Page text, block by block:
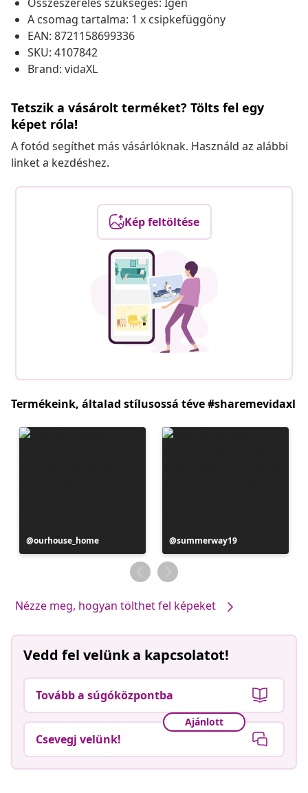
A csomag tartalma: 1 x csipkefüggöny
EAN: 8721158699336
SKU: 4107842
Brand: vidaXL
Tetszik a vásárolt terméket? Tölts fel egy
képet róla!
A fotód segíthet más vásárlóknak. Használd az alábbi
linket a kezdéshez.
Kép feltöltése
Termékeink, általad stílusossá téve #sharemevidaxl
Bejegyzés
közzétevője
ourhouse_home
Bejegyzés
közzétevője
summerway19
Nézze meg, hogyan tölthet fel képeket
Vedd fel velünk a kapcsolatot!
Tovább a súgóközpontba
Ajánlott
Csevegj velünk!